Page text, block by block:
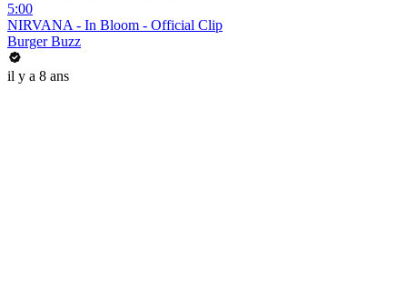
5:00
NIRVANA - In Bloom - Official Clip
Burger Buzz
il y a 8 ans